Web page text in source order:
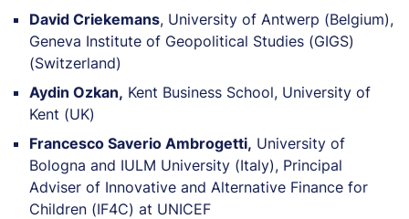
David Criekemans, University of Antwerp (Belgium),
Geneva Institute of Geopolitical Studies (GIGS)
(Switzerland)
Aydin Ozkan, Kent Business School, University of
Kent (UK)
Francesco Saverio Ambrogetti, University of
Bologna and IULM University (Italy), Principal
Adviser of Innovative and Alternative Finance for
Children (IF4C) at UNICEF